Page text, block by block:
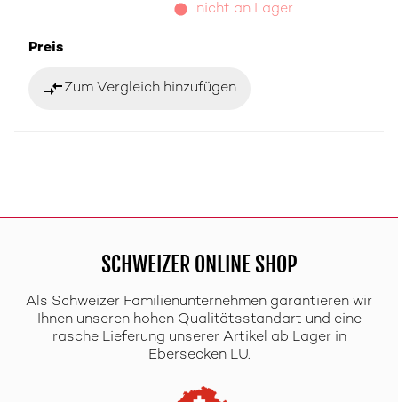
nicht an Lager
Preis
compare_arrowsZum Vergleich hinzufügen
SCHWEIZER ONLINE SHOP
Als Schweizer Familienunternehmen garantieren wir
Ihnen unseren hohen Qualitätsstandart und eine
rasche Lieferung unserer Artikel ab Lager in
Ebersecken LU.